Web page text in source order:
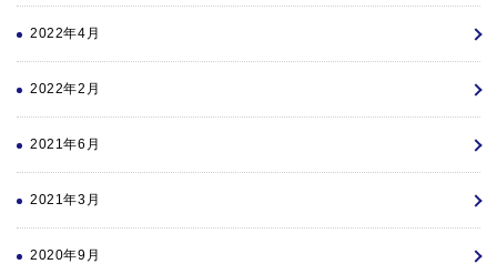
2022年4月
2022年2月
2021年6月
2021年3月
2020年9月